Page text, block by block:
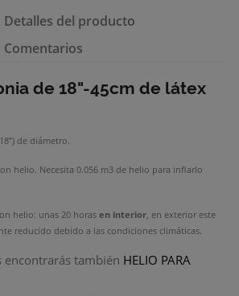
Detalles del producto
Comentarios
de 18"-45cm de látex
de diámetro.
helio. Necesita 0.056 m3 de helio para inflarlo
helio: unas 20 horas en interior, en exterior este
reducido debido a las condiciones climáticas.
encontrarás también HELIO PARA